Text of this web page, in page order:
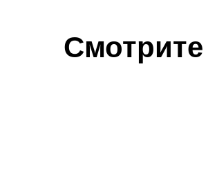
Смотрите